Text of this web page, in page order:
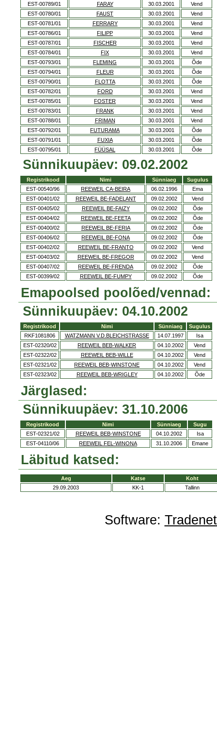
EST-00789/01 FARAY 30.03.2001
Vend
EST-00780/01
FAUST 30.03.2001
Vend
EST-00781/01
FERRARY 30.03.2001
Vend
EST-00786/01
FILIPP 30.03.2001
Vend
EST-00787/01
FISCHER 30.03.2001
Vend
EST-00784/01
FIX 30.03.2001
Vend
EST-00793/01
FLEMING 30.03.2001
Õde
EST-00794/01
FLEUR 30.03.2001
Õde
EST-00790/01
FLOTTA 30.03.2001
Õde
EST-00782/01
FORD 30.03.2001
Vend
EST-00785/01
FOSTER 30.03.2001
Vend
EST-00783/01
FRANK 30.03.2001
Vend
EST-00788/01
FRIMAN 30.03.2001
Vend
EST-00792/01
FUTURAMA 30.03.2001
Õde
EST-00791/01
FUXIA 30.03.2001
Õde
EST-00795/01
FÜÜSAL 30.03.2001 Õde
Sünnikuupäev: 09.02.2002
Registrikood Nimi Sünniaeg
Sugulus
EST-00540/96
REEWEIL CA-BEIRA 06.02.1996
Ema
EST-00401/02
REEWEIL BE-FADELANT 09.02.2002
Vend
EST-00405/02
REEWEIL BE-FAIZY 09.02.2002
Õde
EST-00404/02
REEWEIL BE-FEETA 09.02.2002
Õde
EST-00400/02
REEWEIL BE-FERIA 09.02.2002
Õde
EST-00406/02
REEWEIL BE-FONA 09.02.2002
Õde
EST-00402/02
REEWEIL BE-FRANTO 09.02.2002
Vend
EST-00403/02
REEWEIL BE-FREGOR 09.02.2002
Vend
EST-00407/02
REEWEIL BE-FRENDA 09.02.2002
Õde
EST-00399/02
REEWEIL BE-FUMPY 09.02.2002 Õde
Emapoolsed poolõed/vennad:
Sünnikuupäev: 04.10.2002
Registrikood Nimi Sünniaeg
Sugulus
RKF1081806
WATZMANN V.D.BLEICHSTRASSE 14.07.1997
Isa
EST-02320/02
REEWEIL BEB-WALKER 04.10.2002
Vend
EST-02322/02
REEWEIL BEB-WILLE 04.10.2002
Vend
EST-02321/02
REEWEIL BEB-WINSTONE 04.10.2002
Vend
EST-02323/02
REEWEIL BEB-WRIGLEY 04.10.2002 Õde
Järglased:
Sünnikuupäev: 31.10.2006
Registrikood Nimi Sünniaeg
Sugu
EST-02321/02
REEWEIL BEB-WINSTONE 04.10.2002
Isa
EST-04110/06
REEWEIL FEL-WINONA 31.10.2006 Emane
Läbitud katsed:
Aeg Katse
Koht
29.09.2003
KK-1 Tallinn
Software: